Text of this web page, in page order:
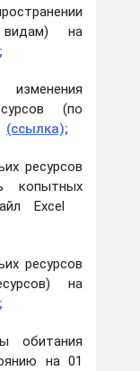
видам) на
(по
(ссылка);
ресурсов
копытных
Excel
ресурсов
на
обитания
на 01